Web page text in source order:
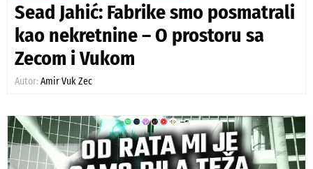
Sead Jahić: Fabrike smo posmatrali
kao nekretnine – O prostoru sa
Zecom i Vukom
Autor: Amir Vuk Zec